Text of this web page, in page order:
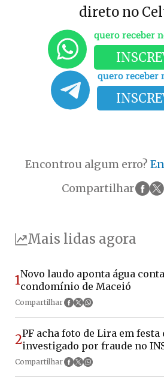
direto no
quero receber
quero receber
Encontrou algum erro?
Compartilhar
Mais lidas agora
1Novo laudo aponta água
condomínio de Maceió
Compartilhar
2PF acha foto de Lira em festa
investigado por fraude no
Compartilhar